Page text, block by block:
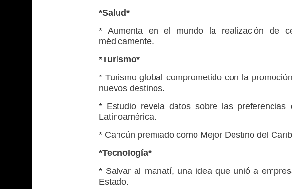
*Salud*
* Aumenta en el mundo la realización de
médicamente.
*Turismo*
* Turismo global comprometido con la
nuevos destinos.
* Estudio revela datos sobre las
Latinoamérica.
* Cancún premiado como Mejor Destino del
*Tecnología*
* Salvar al manatí, una idea que unió a
Estado.